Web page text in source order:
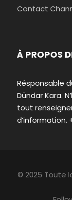
Contact
À PROPOS
Résponsable
Dündar Kara.
tout
d’information.
© 2025 Toute